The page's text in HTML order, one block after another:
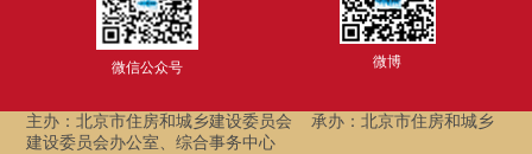
微信公众号 微博
主办：北京市住房和城乡建设委员会
承办：北京市住房和城乡
建设委员会办公室、综合事务中心